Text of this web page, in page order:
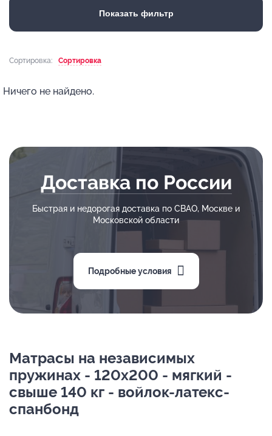
Показать фильтр
Сортировка: Сортировка
Ничего не найдено.
Доставка по России
Быстрая и недорогая доставка по СВАО, Москве и
Московской области
Подробные условия
Матрасы на независимых
пружинах - 120х200 - мягкий -
свыше 140 кг - войлок-латекс-
спанбонд